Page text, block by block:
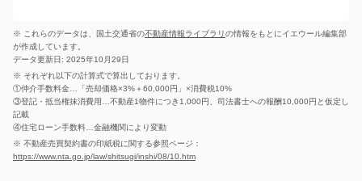
※ これらのデータは、国土交通省の不動産情報ライブラリの情報をもとにイエウール編集部
が作成しています。
データ更新日: 2025年10月29日
※ それぞれ以下の計算式で算出しております。
①仲介手数料金…「売却価格×3%＋60,000円」×消費税10%
③登記・抵当権抹消費用…不動産1物件につき1,000円、司法書士への報酬10,000円と仮定し
記載
④住宅ローン手数料…金融機関により変動
※ 不動産売買契約書の印紙税に関する参照ページ：
https://www.nta.go.jp/law/shitsugi/inshi/08/10.htm